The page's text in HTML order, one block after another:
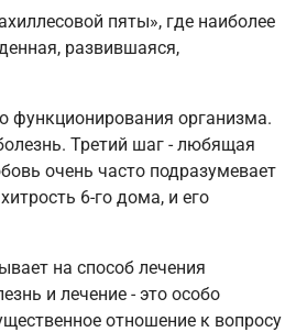
пяты», где наиболее
развившаяся,
функционирования организма.
Третий шаг - любящая
очень часто подразумевает
6-го дома, и его
на способ лечения
и лечение - это особо
отношение к вопросу